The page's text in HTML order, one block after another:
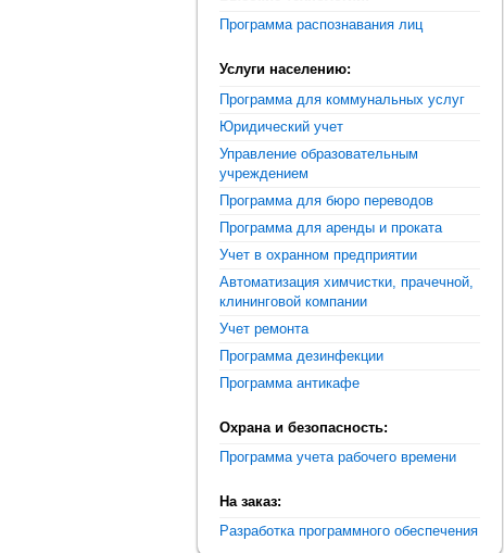
Программа распознавания лиц
Услуги населению:
Программа для коммунальных услуг
Юридический учет
Управление образовательным
учреждением
Программа для бюро переводов
Программа для аренды и проката
Учет в охранном предприятии
Автоматизация химчистки, прачечной,
клининговой компании
Учет ремонта
Программа дезинфекции
Программа антикафе
Охрана и безопасность:
Программа учета рабочего времени
На заказ:
Разработка программного обеспечения